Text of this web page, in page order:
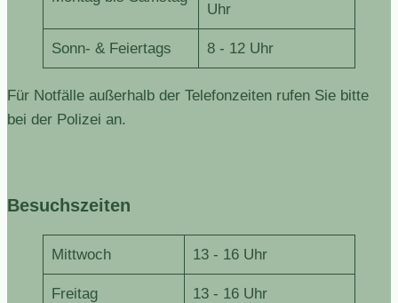
Uhr
Sonn- & Feiertags 8 - 12 Uhr
Für Notfälle außerhalb der Telefonzeiten rufen Sie bitte
bei der Polizei an.
Besuchszeiten
Mittwoch 13 - 16 Uhr
Freitag 13 - 16 Uhr